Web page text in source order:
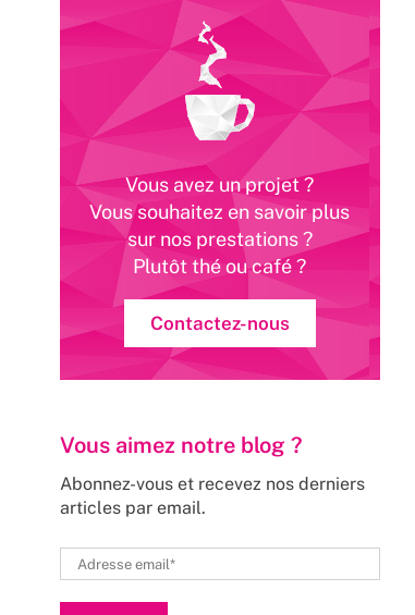
Vous avez un projet ?
Vous souhaitez en savoir plus
sur nos prestations ?
Plutôt thé ou café ?
Contactez-nous
Vous aimez notre blog ?
Abonnez-vous et recevez nos derniers
articles par email.